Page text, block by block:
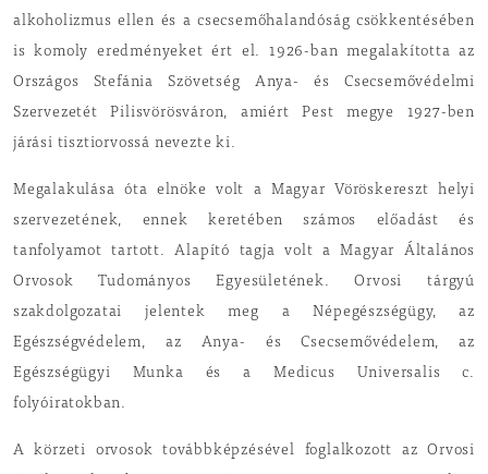
alkoholizmus ellen és a csecsemőhalandóság csökkentésében
is komoly eredményeket ért el. 1926-ban megalakította az
Országos Stefánia Szövetség Anya- és Csecsemővédelmi
Szervezetét Pilisvörösváron, amiért Pest megye 1927-ben
járási tisztiorvossá nevezte ki.
Megalakulása óta elnöke volt a Magyar Vöröskereszt helyi
szervezetének, ennek keretében számos előadást és
tanfolyamot tartott. Alapító tagja volt a Magyar Általános
Orvosok Tudományos Egyesületének. Orvosi tárgyú
szakdolgozatai jelentek meg a Népegészségügy, az
Egészségvédelem, az Anya- és Csecsemővédelem, az
Egészségügyi Munka és a Medicus Universalis c.
folyóiratokban.
A körzeti orvosok továbbképzésével foglalkozott az Orvosi